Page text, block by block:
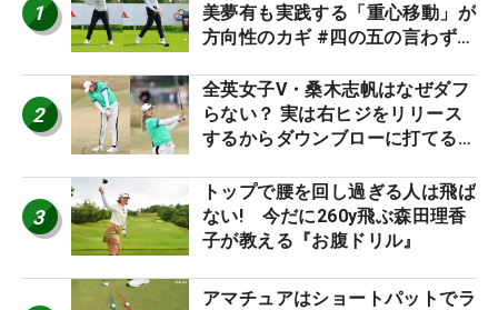
1
美夢有も実践する「重心移動」が
方向性のカギ #四の五の言わず振
2
全英女子V・桑木志帆はなぜダフ
らない？ 実は右ヒジをリリース
するからダウンブローに打てる #
3
トップで腰を回し過ぎる人は飛ば
ない! 今だに260y飛ぶ森田理香
子が教える『お腹ドリル』
アマチュアはショートパットでラ